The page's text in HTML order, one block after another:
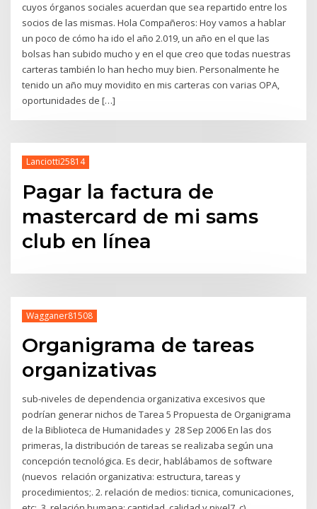
cuyos órganos sociales acuerdan que sea repartido entre los
socios de las mismas. Hola Compañeros: Hoy vamos a hablar
un poco de cómo ha ido el año 2.019, un año en el que las
bolsas han subido mucho y en el que creo que todas nuestras
carteras también lo han hecho muy bien. Personalmente he
tenido un año muy movidito en mis carteras con varias OPA,
oportunidades de […]
Lanciotti25814
Pagar la factura de
mastercard de mi sams
club en línea
Wagganer81508
Organigrama de tareas
organizativas
sub-niveles de dependencia organizativa excesivos que
podrían generar nichos de Tarea 5 Propuesta de Organigrama
de la Biblioteca de Humanidades y 28 Sep 2006 En las dos
primeras, la distribución de tareas se realizaba según una
concepción tecnológica. Es decir, hablábamos de software
(nuevos relación organizativa: estructura, tareas y
procedimientos;. 2. relación de medios: ticnica, comunicaciones,